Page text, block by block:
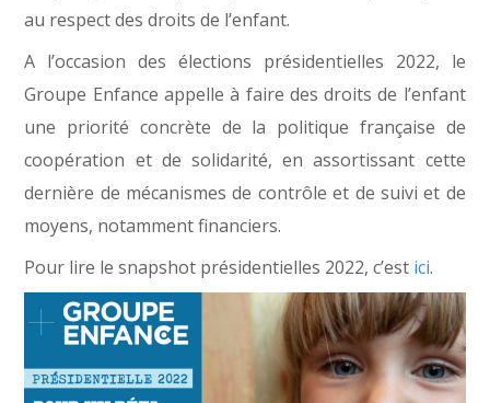
au respect des droits de l’enfant.
A l’occasion des élections présidentielles 2022, le
Groupe Enfance appelle à faire des droits de l’enfant
une priorité concrète de la politique française de
coopération et de solidarité, en assortissant cette
dernière de mécanismes de contrôle et de suivi et de
moyens, notamment financiers.
Pour lire le snapshot présidentielles 2022, c’est ici.